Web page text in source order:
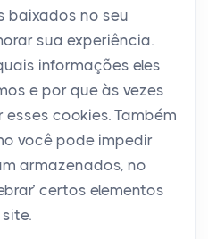
baixados no seu
sua experiência.
informações eles
e por que às vezes
cookies. Também
você pode impedir
armazenados, no
certos elementos